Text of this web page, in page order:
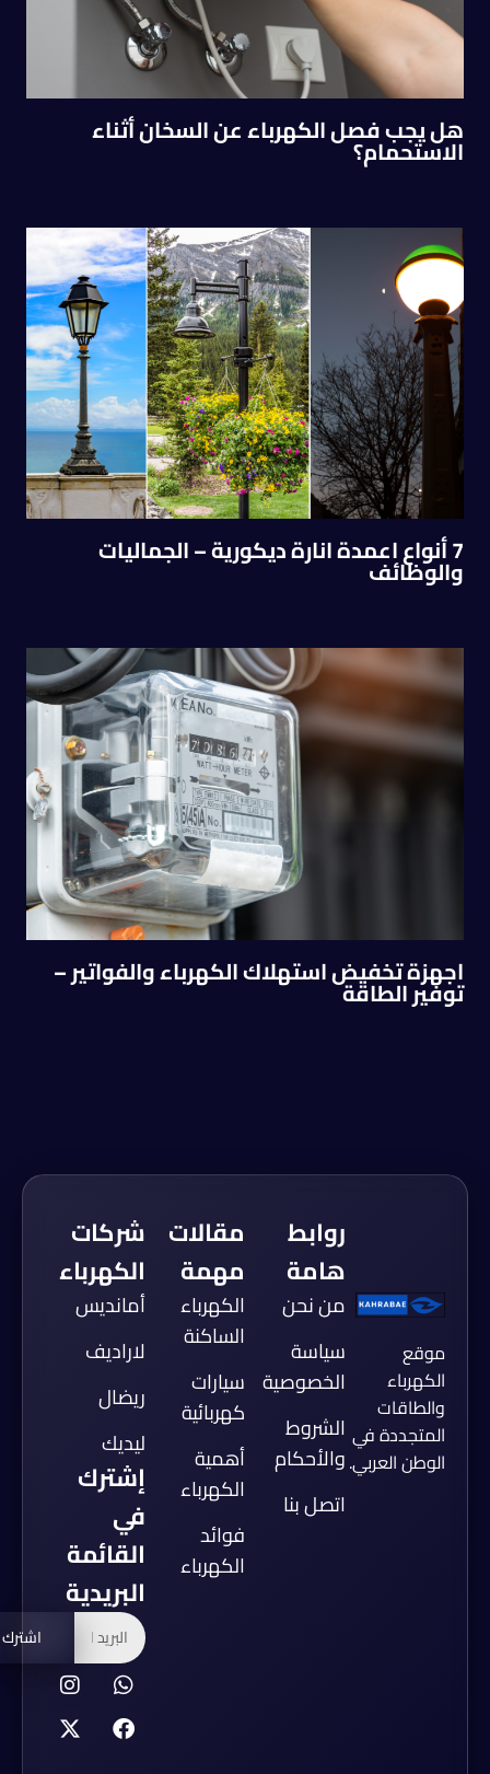
هل يجب فصل الكهرباء عن السخان أثناء
الاستحمام؟
7 أنواع اعمدة انارة ديكورية – الجماليات
والوظائف
اجهزة تخفيض استهلاك الكهرباء والفواتير –
توفير الطاقة
موقع
الكهرباء
والطاقات
المتجددة في
الوطن العربي.
روابط
هامة
من نحن
سياسة
الخصوصية
الشروط
والأحكام
اتصل بنا
مقالات
مهمة
الكهرباء
الساكنة
سيارات
كهربائية
أهمية
الكهرباء
فوائد
الكهرباء
شركات
الكهرباء
أمانديس
لاراديف
ريضال
ليديك
إشترك
في
القائمة
البريدية
اشترك